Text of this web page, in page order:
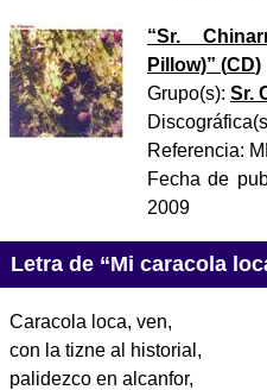
“Sr.
Pillow)” (CD)
Grupo(s): Sr.
Referencia:
Fecha de
2009
Letra de “Mi caracola
Caracola loca, ven,
con la tizne al historial,
palidezco en alcanfor,